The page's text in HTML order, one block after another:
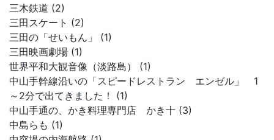
三木鉄道 (2)
三田スケート (2)
三田の「せいもん」 (1)
三田映画劇場 (1)
世界平和大観音像（淡路島） (1)
中山手幹線沿いの「スピードレストラン エンゼル」 1
～2分で出てきました！ (1)
中山手通の、かき料理専門店 かき十 (3)
中島らも (1)